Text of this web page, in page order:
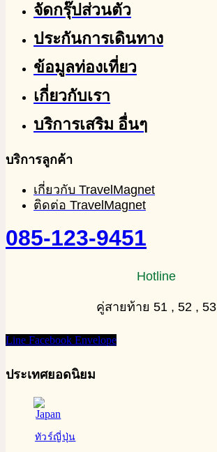
จัดกรุ๊ปส่วนตัว
ประกันการเดินทาง
ข้อมูลท่องเที่ยว
เกี่ยวกับเรา
บริการเสริม อื่นๆ
บริการลูกค้า
เกี่ยวกับ TravelMagnet
ติดต่อ TravelMagnet
085-123-9451
Hotline
คู่สายท้าย 51 , 52 , 53
Line Facebook Envelope
ประเทศยอดนิยม
ทัวร์ญี่ปุ่น